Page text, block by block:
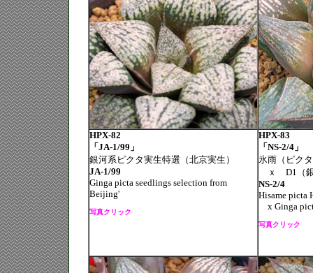
HPX-82
「JA-1/99」
銀河系ピクタ実生特選（北京実生）
JA-1/99
Ginga picta seedlings selection from
Beijing'
写真クリック
HPX-83
「NS-2/4」
氷雨（ピク
ｘ D1（銀
NS-2/4
Hisame picta
x Ginga
写真クリック